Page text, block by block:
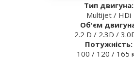
Тип двигуна:
Multijet / HDi
Об'єм
2.2 D / 2.3D /
Потужність:
100 / 120 / 165